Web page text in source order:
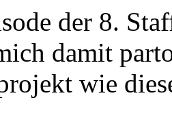
der 8.
damit
wie